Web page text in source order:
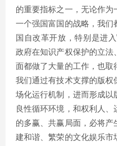
的重要指标之一，无论作
一个强国富国的战略，我
国自改革开放，特别是进
政府在知识产权保护的立
面都做了大量的工作，也取
我们通过有技术支撑的版
场化运行机制，进而形成以
良性循环环境，和权利人
的多赢、共赢局面，必将
建和谐、繁荣的文化娱乐市